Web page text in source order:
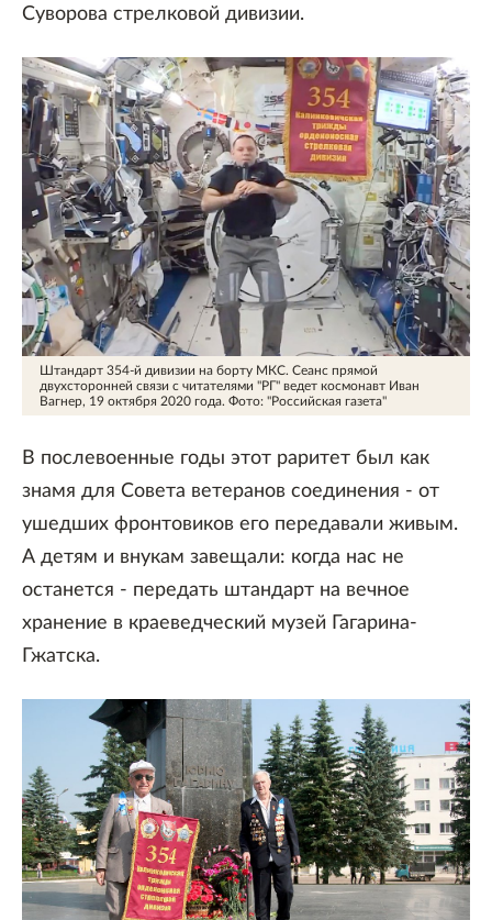
Суворова стрелковой дивизии.
Штандарт 354-й дивизии на борту МКС. Сеанс прямой
двухсторонней связи с читателями "РГ" ведет космонавт Иван
Вагнер, 19 октября 2020 года. Фото: "Российская газета"
В послевоенные годы этот раритет был как
знамя для Совета ветеранов соединения - от
ушедших фронтовиков его передавали живым.
А детям и внукам завещали: когда нас не
останется - передать штандарт на вечное
хранение в краеведческий музей Гагарина-
Гжатска.